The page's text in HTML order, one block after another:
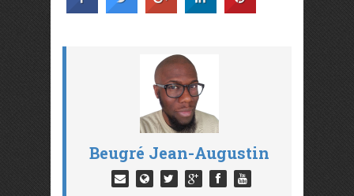
Beugré Jean-Augustin